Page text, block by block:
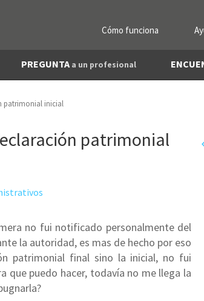
Cómo funciona
PREGUNTA a un profesional
patrimonial inicial
patrimonial
no fui notificado personalmente del
la autoridad, es mas de hecho por eso
patrimonial final sino la inicial, no fui
que puedo hacer, todavía no me llega la